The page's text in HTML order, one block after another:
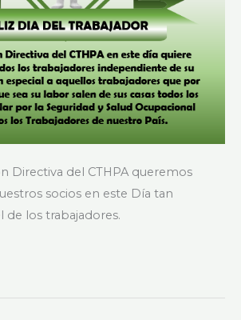
Directiva del CTHPA queremos
socios en este Día tan
de los trabajadores.